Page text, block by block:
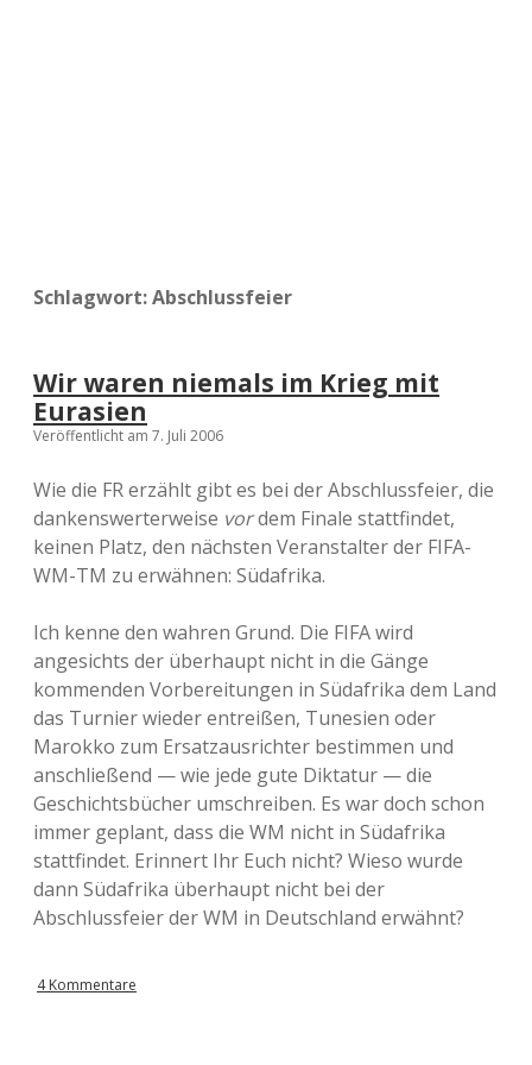
Schlagwort:Abschlussfeier
Wir waren niemals im Krieg mit
Eurasien
Veröffentlicht am 7. Juli 2006
Wie die FR erzählt gibt es bei der Abschlussfeier, die
dankenswerterweise vordem Finale stattfindet,
keinen Platz, den nächsten Veranstalter der FIFA-
WM-TM zu erwähnen: Südafrika.
Ich kenne den wahren Grund. Die FIFA wird
angesichts der überhaupt nicht in die Gänge
kommenden Vorbereitungen in Südafrika dem Land
das Turnier wieder entreißen, Tunesien oder
Marokko zum Ersatzausrichter bestimmen und
anschließend — wie jede gute Diktatur — die
Geschichtsbücher umschreiben. Es war doch schon
immer geplant, dass die WM nicht in Südafrika
stattfindet. Erinnert Ihr Euch nicht? Wieso wurde
dann Südafrika überhaupt nicht bei der
Abschlussfeier der WM in Deutschland erwähnt?
4 Kommentare